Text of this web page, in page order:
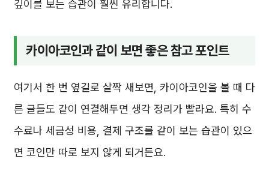
깊이를 보는 습관이 훨씬 유리합니다.
카이아코인과 같이 보면 좋은 참고 포인트
여기서 한 번 옆길로 살짝 새보면, 카이아코인을 볼 때 다
른 글들도 같이 연결해두면 생각 정리가 빨라요. 특히 수
수료나 세금성 비용, 결제 구조를 같이 보는 습관이 있으
면 코인만 따로 보지 않게 되거든요.